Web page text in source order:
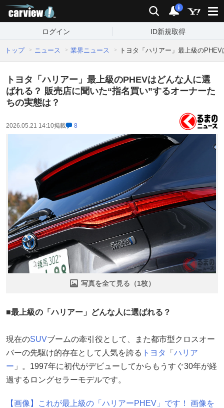
検索 通知
i
ログイン ID新規取得
トップ ニュース 業界ニュース トヨタ「ハリアー」最上級の
トヨタ「ハリアー」最上級のPHEVはどんな人に選
ばれる？ 販売店に聞いた“指名買い”するオーナーた
ちの実態は？
2026.05.21 14:10掲載 8
写真を全て見る（1枚）
■最上級の「ハリアー」どんな人に選ばれる？
現在のSUVブームの牽引役として、また都市型クロスオー
バーの先駆け的存在として人気を誇る トヨタ 「 ハリア
ー 」。1997年に初代がデビューしてからもうすぐ30年が経
過するロングセラーモデルです。
【画像】これが最上級の「ハリアーPHEV」です！ 画像を